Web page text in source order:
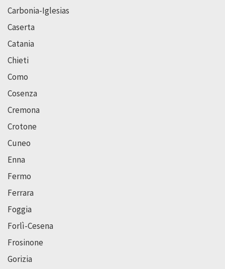
Carbonia-Iglesias
Caserta
Catania
Chieti
Como
Cosenza
Cremona
Crotone
Cuneo
Enna
Fermo
Ferrara
Foggia
Forlì-Cesena
Frosinone
Gorizia